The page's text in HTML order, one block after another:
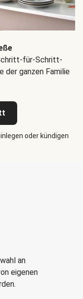
für-Schritt-
der ganzen Familie
oder kündigen
an
eigenen